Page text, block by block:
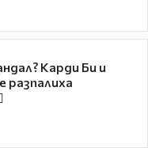
Карди Би и
разпалиха